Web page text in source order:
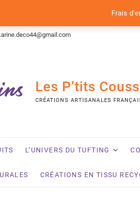
Frais
Les P’tits
CRÉATIONS ARTISANALES
L’UNIVERS DU TUFTING
CRÉATIONS EN TISSU